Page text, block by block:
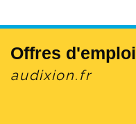
Offres d'emploi
audixion.fr